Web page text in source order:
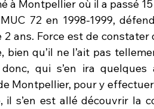
à Montpellier où il a passé
72 en 1998-1999,
ans. Force est de constater
bien qu’il ne l’ait pas
qui s’en ira
Montpellier, pour y effectuer
il s’en est allé découvrir la